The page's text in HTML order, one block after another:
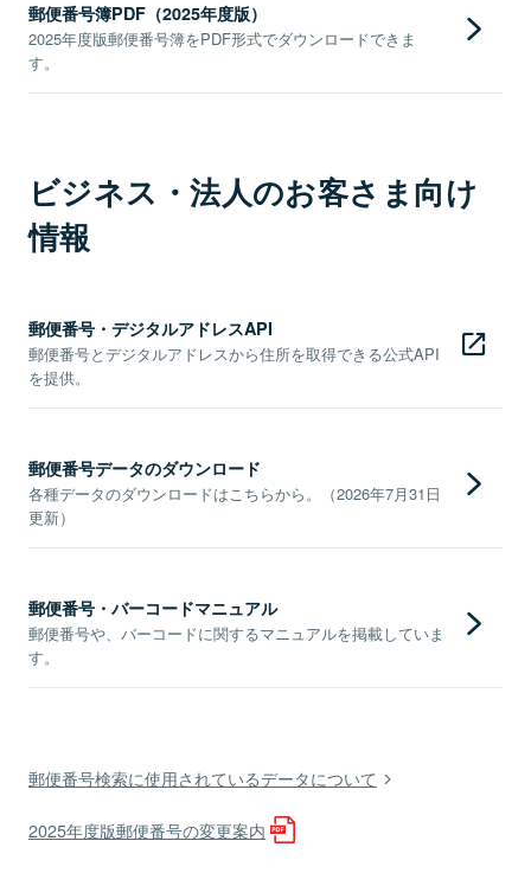
郵便番号簿PDF（2025年度版）
2025年度版郵便番号簿をPDF形式でダウンロードできま
す。
ビジネス・法人のお客さま向け
情報
郵便番号・デジタルアドレスAPI
郵便番号とデジタルアドレスから住所を取得できる公式API
を提供。
郵便番号データのダウンロード
各種データのダウンロードはこちらから。（2026年7月31日
更新）
郵便番号・バーコードマニュアル
郵便番号や、バーコードに関するマニュアルを掲載していま
す。
郵便番号検索に使用されているデータについて
2025年度版郵便番号の変更案内